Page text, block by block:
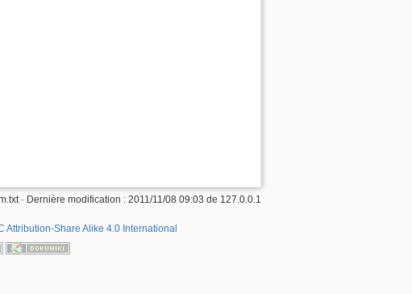
· Dernière modification : 2011/11/08 09:03 de 127.0.0.1
Attribution-Share Alike 4.0 International